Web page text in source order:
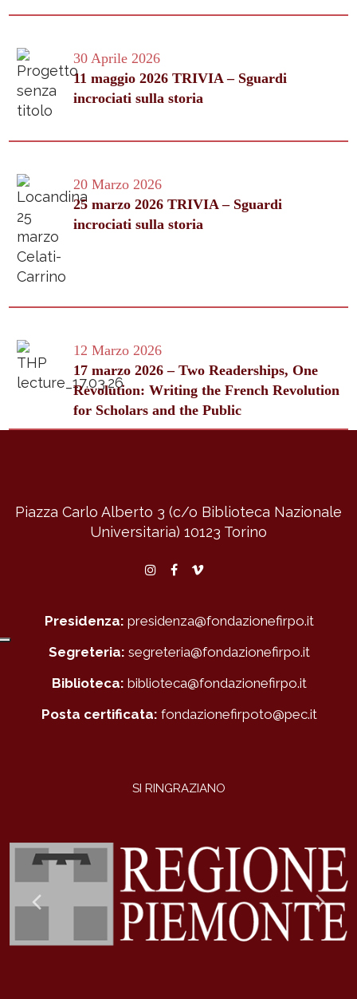
30 Aprile 2026
11 maggio 2026 TRIVIA – Sguardi
incrociati sulla storia
20 Marzo 2026
25 marzo 2026 TRIVIA – Sguardi
incrociati sulla storia
12 Marzo 2026
17 marzo 2026 – Two Readerships, One
Revolution: Writing the French Revolution
for Scholars and the Public
Piazza Carlo Alberto 3 (c/o Biblioteca Nazionale
Universitaria) 10123 Torino
Instagram
Facebook
Vimeo
Presidenza: presidenza@fondazionefirpo.it
Segreteria: segreteria@fondazionefirpo.it
Biblioteca: biblioteca@fondazionefirpo.it
Posta certificata: fondazionefirpoto@pec.it
SI RINGRAZIANO
Previous
Slide